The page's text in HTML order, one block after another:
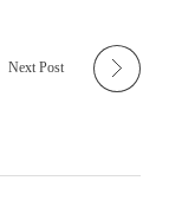
Next Post